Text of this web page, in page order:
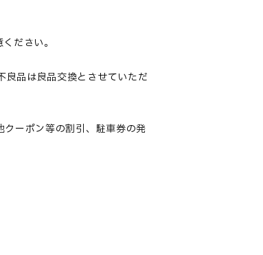
ださい。
品は良品交換とさせていただ
ーポン等の割引、駐車券の発